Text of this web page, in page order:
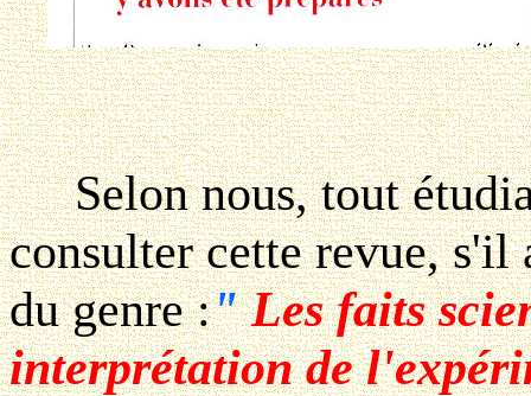
Selon nous, tout
consulter cette revue,
du genre :"Les faits
interprétation de